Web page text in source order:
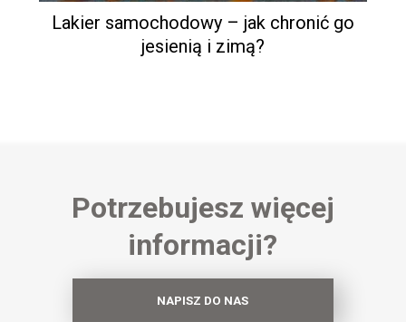
Lakier samochodowy – jak chronić go
jesienią i zimą?
Potrzebujesz więcej
informacji?
NAPISZ DO NAS